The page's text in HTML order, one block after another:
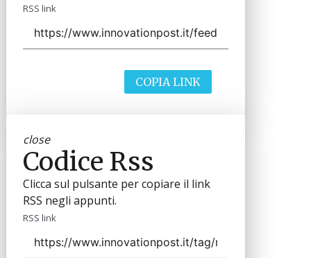
RSS link
COPIA LINK
close
Codice Rss
Clicca sul pulsante per copiare il link
RSS negli appunti.
RSS link